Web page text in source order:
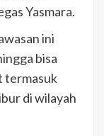
Yasmara.
ini
bisa
termasuk
di wilayah